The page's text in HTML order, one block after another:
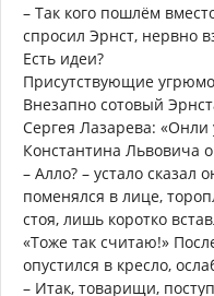
– Так кого пошлём
спросил Эрнст, нервно
Есть идеи?
Присутствующие
Внезапно сотовый
Сергея Лазарева:
Константина Львовича
– Алло? – устало сказал
поменялся в лице,
стоя, лишь коротко
«Тоже так считаю!»
опустился в кресло,
– Итак, товарищи,